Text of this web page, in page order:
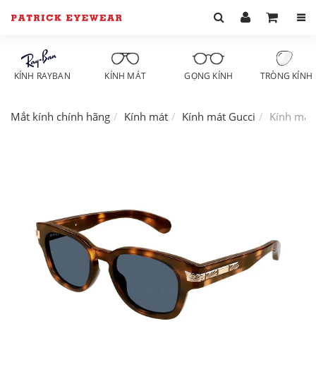
KÍNH RAYBAN KÍNH MÁT GỌNG KÍNH TRÒNG KÍNH
Mắt kính chính hãng Kính mát Kính mát Gucci Kính mát